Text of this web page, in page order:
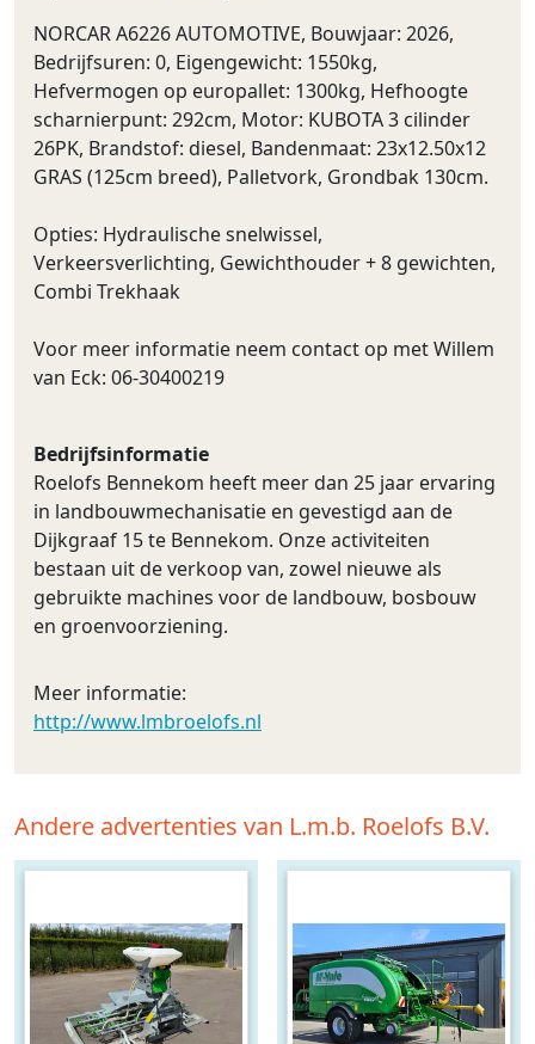
NORCAR A6226 AUTOMOTIVE, Bouwjaar: 2026,
Bedrijfsuren: 0, Eigengewicht: 1550kg,
Hefvermogen op europallet: 1300kg, Hefhoogte
scharnierpunt: 292cm, Motor: KUBOTA 3 cilinder
26PK, Brandstof: diesel, Bandenmaat: 23x12.50x12
GRAS (125cm breed), Palletvork, Grondbak 130cm.
Opties: Hydraulische snelwissel,
Verkeersverlichting, Gewichthouder + 8 gewichten,
Combi Trekhaak
Voor meer informatie neem contact op met Willem
van Eck: 06-30400219
Bedrijfsinformatie
Roelofs Bennekom heeft meer dan 25 jaar ervaring
in landbouwmechanisatie en gevestigd aan de
Dijkgraaf 15 te Bennekom. Onze activiteiten
bestaan uit de verkoop van, zowel nieuwe als
gebruikte machines voor de landbouw, bosbouw
en groenvoorziening.
Meer informatie:
http://www.lmbroelofs.nl
Andere advertenties van L.m.b. Roelofs B.V.